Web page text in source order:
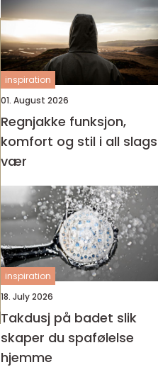
inspiration
01. August 2026
Regnjakke funksjon,
komfort og stil i all slags
vær
inspiration
18. July 2026
Takdusj på badet slik
skaper du spafølelse
hjemme